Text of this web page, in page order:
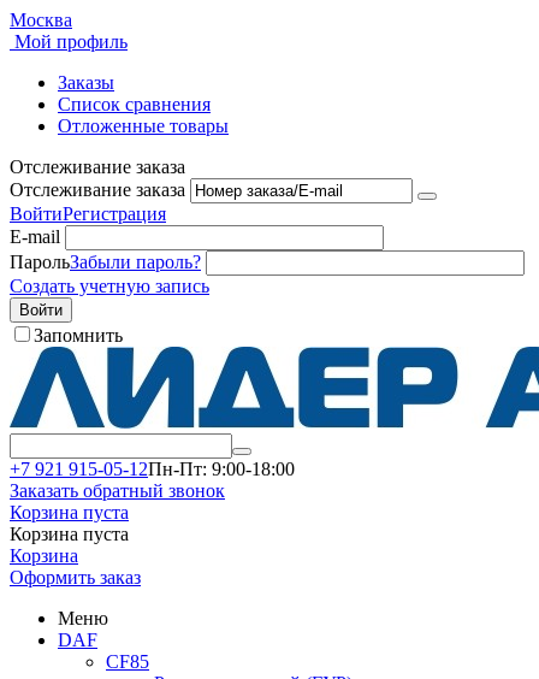
Москва
Мой профиль
Заказы
Список сравнения
Отложенные товары
Отслеживание заказа
Отслеживание заказа
ВойтиРегистрация
E-mail
ПарольЗабыли пароль?
Создать учетную запись
Войти
Запомнить
+7 921 915-05-12Пн-Пт: 9:00-18:00
Заказать обратный звонок
Корзина пуста
Корзина пуста
Корзина
Оформить заказ
Меню
DAF
CF85